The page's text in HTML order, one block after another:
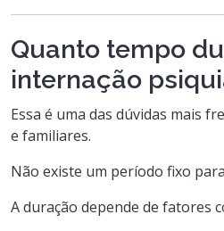
Quanto tempo
internação
Essa é uma das dúvidas mais
e familiares.
Não existe um período fixo
A duração depende de fatores